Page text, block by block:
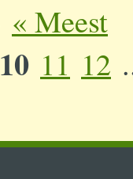
« Meest
10 11 12